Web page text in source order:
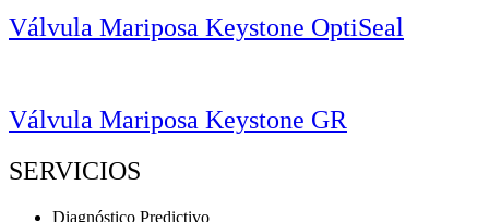
Válvula Mariposa Keystone OptiSeal
Válvula Mariposa Keystone GR
SERVICIOS
Diagnóstico Predictivo